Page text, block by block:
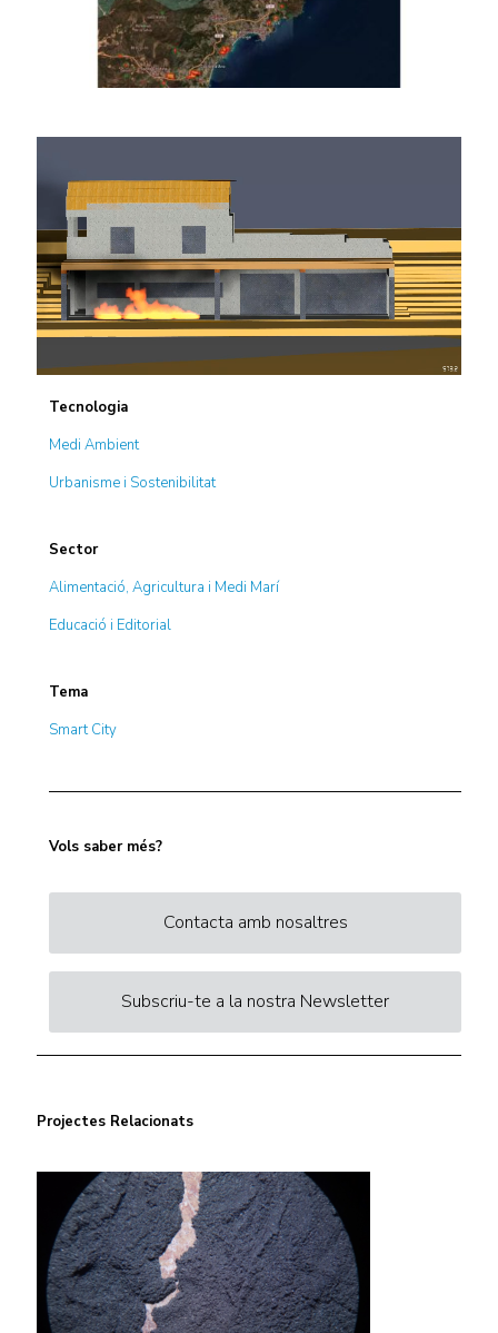
Tecnologia
Medi Ambient
Urbanisme i Sostenibilitat
Sector
Alimentació, Agricultura i Medi Marí
Educació i Editorial
Tema
Smart City
Vols saber més?
Contacta amb nosaltres
Subscriu-te a la nostra Newsletter
Projectes Relacionats